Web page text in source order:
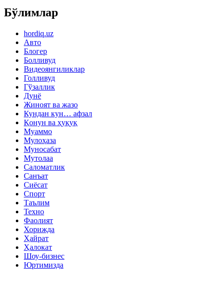
Бўлимлар
hordiq.uz
Авто
Блогер
Болливуд
Видеоянгиликлар
Голливуд
Гўзаллик
Дунё
Жиноят ва жазо
Кундан кун… афзал
Қонун ва ҳуқуқ
Муаммо
Мулоҳаза
Муносабат
Мутолаа
Саломатлик
Санъат
Сиёсат
Спорт
Таълим
Техно
Фаолият
Хорижда
Ҳайрат
Ҳалокат
Шоу-бизнес
Юртимизда